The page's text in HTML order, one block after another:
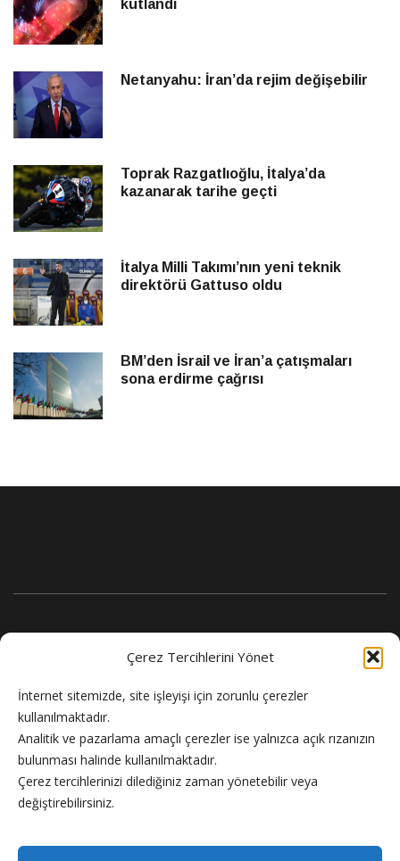
Çerez Tercihlerini Yönet
İnternet sitemizde, site işleyişi için zorunlu çerezler
kullanılmaktadır.
Analitik ve pazarlama amaçlı çerezler ise yalnızca açık rızanızın
bulunması halinde kullanılmaktadır.
Çerez tercihlerinizi dilediğiniz zaman yönetebilir veya
değiştirebilirsiniz.
kutlandı
Netanyahu: İran’da rejim değişebilir
Toprak Razgatlıoğlu, İtalya’da
kazanarak tarihe geçti
İtalya Milli Takımı’nın yeni teknik
direktörü Gattuso oldu
BM’den İsrail ve İran’a çatışmaları
sona erdirme çağrısı
Flash Haber doğru ve güncel haber sitesi.